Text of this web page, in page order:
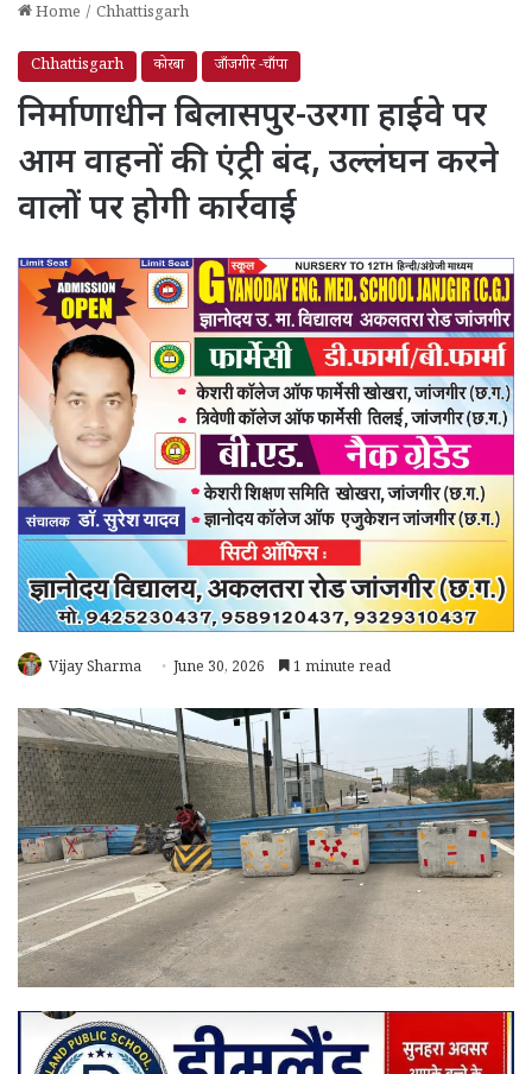
Home / Chhattisgarh
Chhattisgarh कोरबा जाँजगीर -चाँपा
निर्माणाधीन बिलासपुर-उरगा हाईवे पर
आम वाहनों की एंट्री बंद, उल्लंघन करने
वालों पर होगी कार्रवाई
Vijay Sharma June 30, 2026 1 minute read